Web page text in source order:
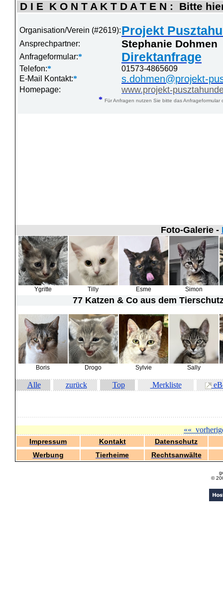
D I E K O N T A K T D A T E N : Bitte
Organisation/Verein (#2619):Projekt
Ansprechpartner: Stephanie Dohmen
Anfrageformular:* Direktanfrage
Telefon:*
01573-4865609
E-Mail Kontakt:* s.dohmen@projekt-
Homepage: www.projekt-
* Für Anfragen nutzen Sie bitte das
Foto-Galerie -
Ygritte Tilly Esme Simon
77 Katzen & Coaus dem
Boris Drogo Sylvie Sally
Alle zurück Top Merkliste
««
Impressum Kontakt
Datenschutz
Werbung
Tierheime Rechtsanwälte
©